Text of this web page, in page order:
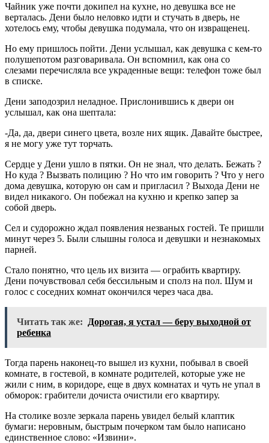
Чайник уже почти докипел на кухне, но девушка все не
верталась. Дени было неловко идти и стучать в дверь, не
хотелось ему, чтобы девушка подумала, что он извращенец.
Но ему пришлось пойти. Дени услышал, как девушка с кем-то
полушепотом разговаривала. Он вспомнил, как она со
слезами перечисляла все украденные вещи: телефон тоже был
в списке.
Дени заподозрил неладное. Прислонившись к двери он
услышал, как она шептала:
-Да, да, двери синего цвета, возле них ящик. Давайте быстрее,
я не могу уже тут торчать.
Сердце у Дени ушло в пятки. Он не знал, что делать. Бежать ?
Но куда ? Вызвать полицию ? Но что им говорить ? Что у него
дома девушка, которую он сам и пригласил ? Выхода Дени не
видел никакого. Он побежал на кухню и крепко запер за
собой дверь.
Сел и судорожно ждал появления незваных гостей. Те пришли
минут через 5. Были слышны голоса и девушки и незнакомых
парней.
Стало понятно, что цель их визита — ограбить квартиру.
Дени почувствовал себя бессильным и сполз на пол. Шум и
голос с соседних комнат окончился через часа два.
Читать так же:
Дорогая, я устал — беру выходной от
ребенка
Тогда парень наконец-то вышел из кухни, побывал в своей
комнате, в гостевой, в комнате родителей, которые уже не
жили с ним, в коридоре, еще в двух комнатах и чуть не упал в
обморок: грабители дочиста очистили его квартиру.
На столике возле зеркала парень увидел белый клаптик
бумаги: неровным, быстрым почерком там было написано
единственное слово: «Извини».